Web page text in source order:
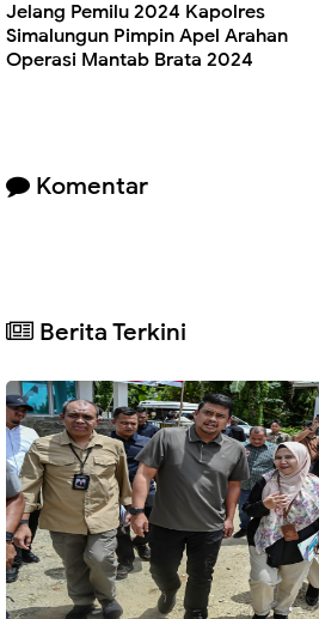
Jelang Pemilu 2024 Kapolres
Simalungun Pimpin Apel Arahan
Operasi Mantab Brata 2024
Komentar
Berita Terkini